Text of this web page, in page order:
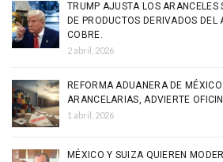
TRUMP AJUSTA LOS ARANCELES
DE PRODUCTOS DERIVADOS DEL
COBRE.
2 abril, 2026
REFORMA ADUANERA DE
ARANCELARIAS, ADVIERTE
1 abril, 2026
MÉXICO Y SUIZA QUIEREN